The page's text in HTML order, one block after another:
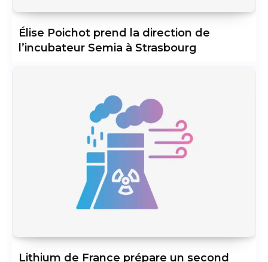
Élise Poichot prend la direction de
l’incubateur Semia à Strasbourg
Lithium de France prépare un second